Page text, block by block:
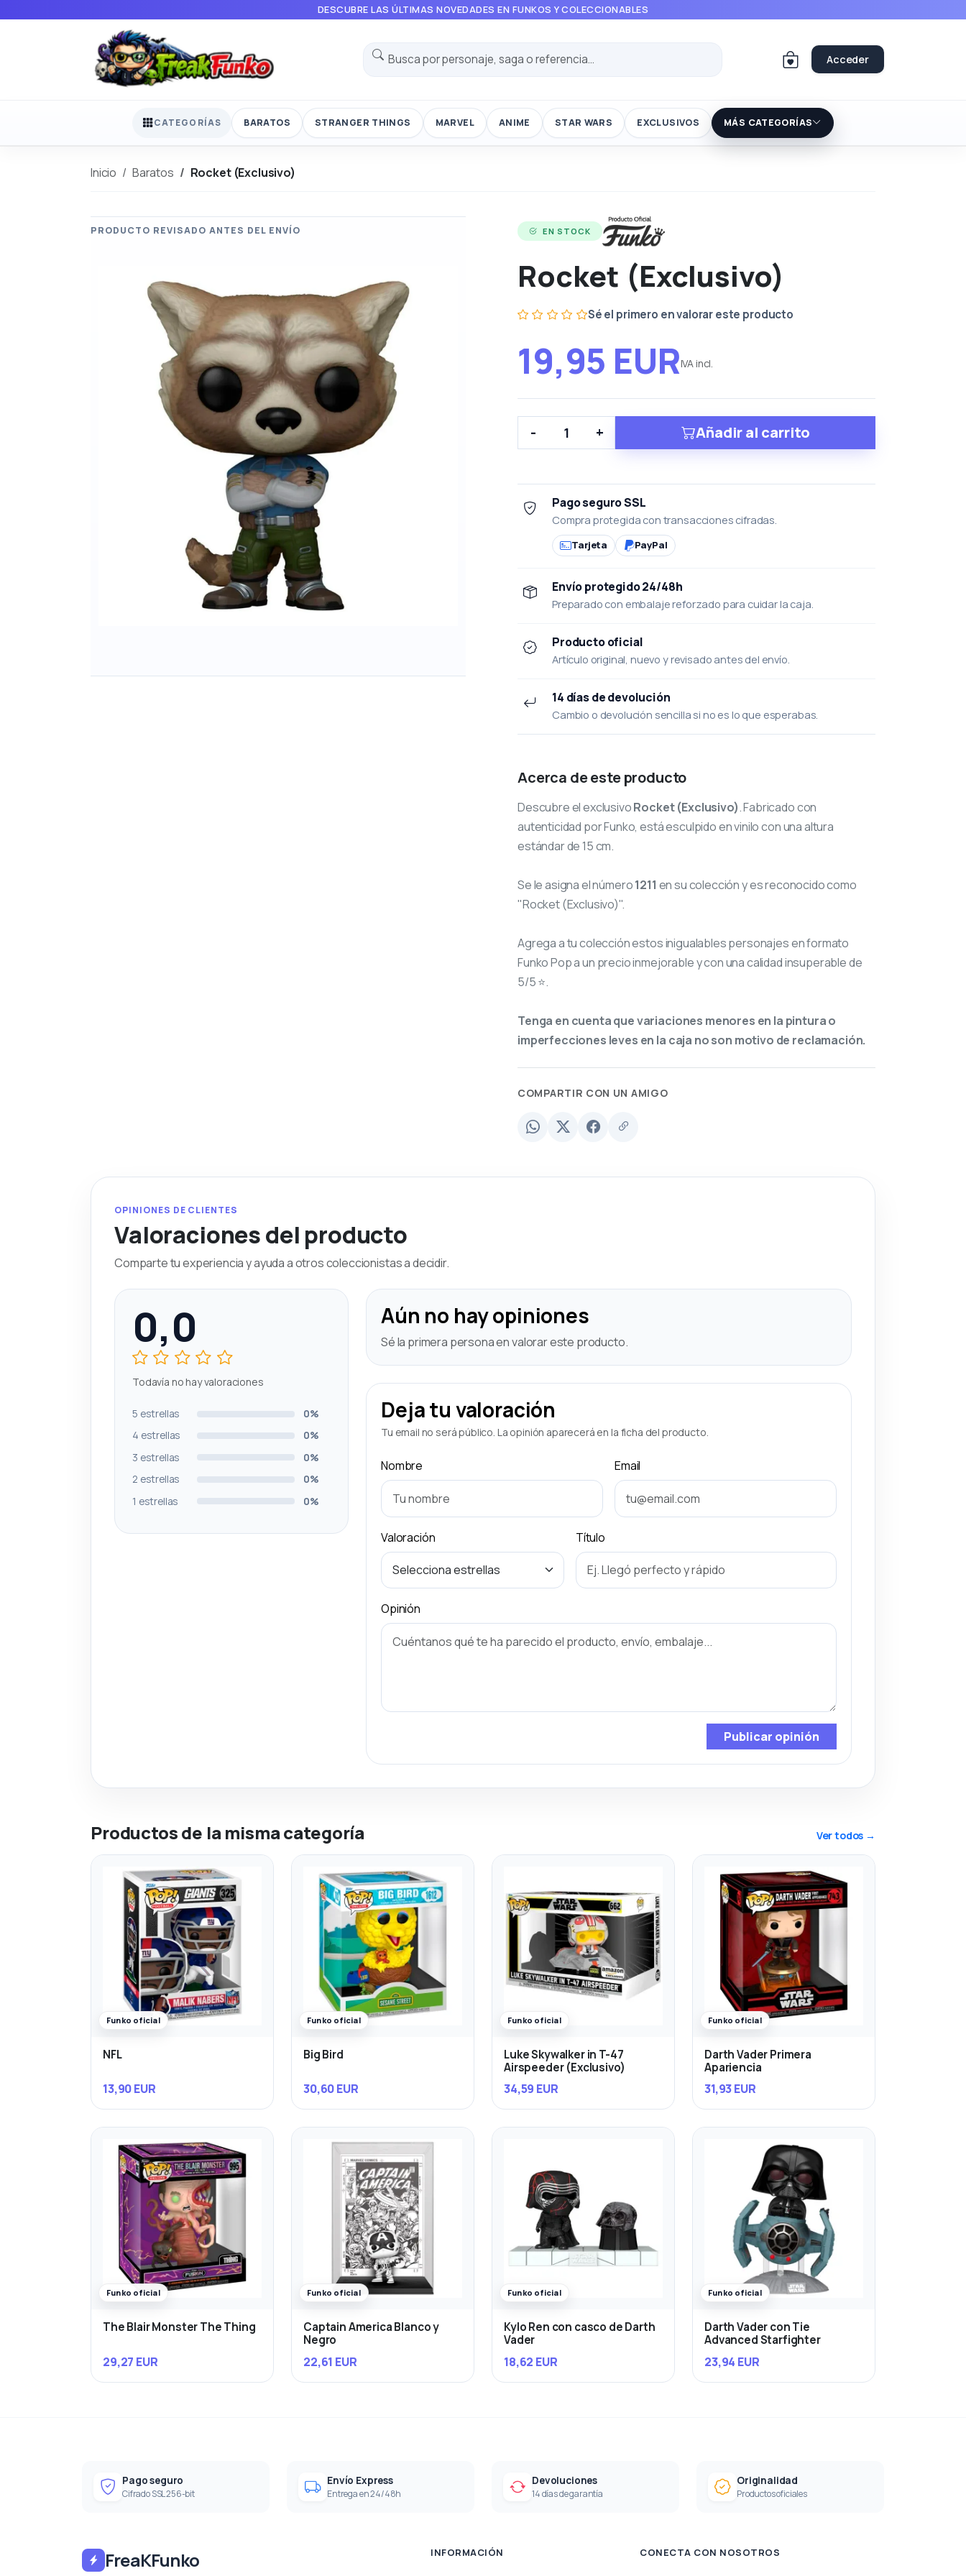
DESCUBRE LAS ÚLTIMAS NOVEDADES EN FUNKOS Y COLECCIONABLES
Acceder
CATEGORÍAS BARATOS STRANGER THINGS MARVEL ANIME STAR WARS EXCLUSIVOS MÁS CATEGORÍAS
Inicio Baratos Rocket (Exclusivo)
EN STOCK
Rocket (Exclusivo)
Sé el primero en valorar este producto
19,95 EURIVA incl.
- + Añadir al carrito
Pago seguro SSL
Compra protegida con transacciones cifradas.
Tarjeta PayPal
Envío protegido 24/48h
Preparado con embalaje reforzado para cuidar la caja.
Producto oficial
Artículo original, nuevo y revisado antes del envío.
14 días de devolución
Cambio o devolución sencilla si no es lo que esperabas.
Acerca de este producto
Descubre el exclusivoRocket (Exclusivo). Fabricado con
autenticidad por Funko, está esculpido en vinilo con una altura
estándar de 15 cm.
Se le asigna el número1211 en su colección y es reconocido como
"Rocket (Exclusivo)".
Agrega a tu colección estos inigualables personajes en formato
Funko Pop a un precio inmejorable y con una calidad insuperable de
5/5 ⭐.
Tenga en cuenta que variaciones menores en la pintura o
imperfecciones leves en la caja no son motivo de reclamación.
COMPARTIR CON UN AMIGO
OPINIONES DE CLIENTES
Valoraciones del producto
Comparte tu experiencia y ayuda a otros coleccionistas a decidir.
0,0
Todavía no hay valoraciones
5 estrellas
0%
4 estrellas
0%
3 estrellas
0%
2 estrellas
0%
1 estrellas
0%
Aún no hay opiniones
Sé la primera persona en valorar este producto.
Deja tu valoración
Tu email no será público. La opinión aparecerá en la ficha del producto.
Nombre Email
Valoración Título
Opinión
Publicar opinión
Productos de la misma categoría Ver todos →
Funko oficial
NFL
13,90 EUR
Funko oficial
Big Bird
30,60 EUR
Funko oficial
Luke Skywalker in T-47
Airspeeder (Exclusivo)
34,59 EUR
Funko oficial
Darth Vader Primera
Apariencia
31,93 EUR
Funko oficial
The Blair Monster The Thing
29,27 EUR
Funko oficial
Captain America Blanco y
Negro
22,61 EUR
Funko oficial
Kylo Ren con casco de Darth
Vader
18,62 EUR
Funko oficial
Darth Vader con Tie
Advanced Starfighter
23,94 EUR
Pago seguro
Cifrado SSL 256-bit
Envío Express
Entrega en 24/48h
Devoluciones
14 días de garantía
Originalidad
Productos oficiales
FreaKFunko INFORMACIÓN CONECTA CON NOSOTROS